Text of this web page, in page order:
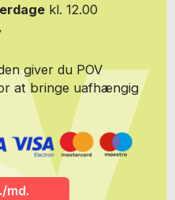
kl. 12.00
giver du POV
at bringe uafhængig
md.